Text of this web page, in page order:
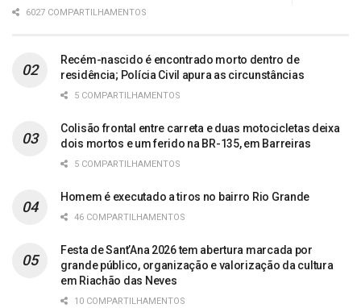
6027 COMPARTILHAMENTOS
Recém-nascido é encontrado morto dentro de
residência; Polícia Civil apura as circunstâncias
5 COMPARTILHAMENTOS
Colisão frontal entre carreta e duas motocicletas deixa
dois mortos e um ferido na BR-135, em Barreiras
5 COMPARTILHAMENTOS
Homem é executado a tiros no bairro Rio Grande
46 COMPARTILHAMENTOS
Festa de Sant’Ana 2026 tem abertura marcada por
grande público, organização e valorização da cultura
em Riachão das Neves
10 COMPARTILHAMENTOS